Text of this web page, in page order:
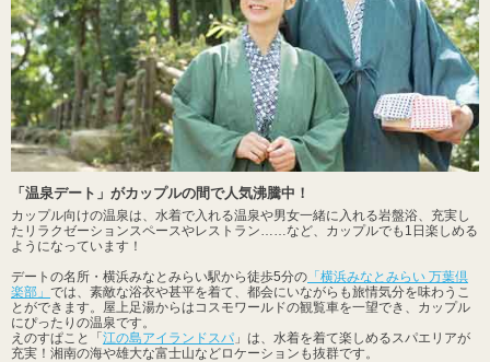
「温泉デート」がカップルの間で人気沸騰中！
カップル向けの温泉は、水着で入れる温泉や男女一緒に入れる岩盤浴、充実し
たリラクゼーションスペースやレストラン……など、カップルでも1日楽しめる
ようになっています！
デートの名所・横浜みなとみらい駅から徒歩5分の 「横浜みなとみらい 万葉倶
楽部」 では、素敵な浴衣や甚平を着て、都会にいながらも旅情気分を味わうこ
とができます。屋上足湯からはコスモワールドの観覧車を一望でき、カップル
にぴったりの温泉です。
えのすぱこと「江の島アイランドスパ 」は、水着を着て楽しめるスパエリアが
充実！湘南の海や雄大な富士山などロケーションも抜群です。